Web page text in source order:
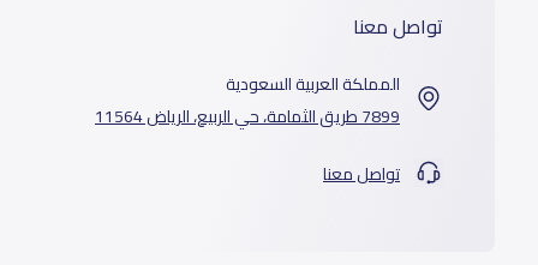
تواصل معنا
المملكة العربية السعودية
7899 طريق الثمامة، حي الربيع، الرياض 11564
تواصل معنا